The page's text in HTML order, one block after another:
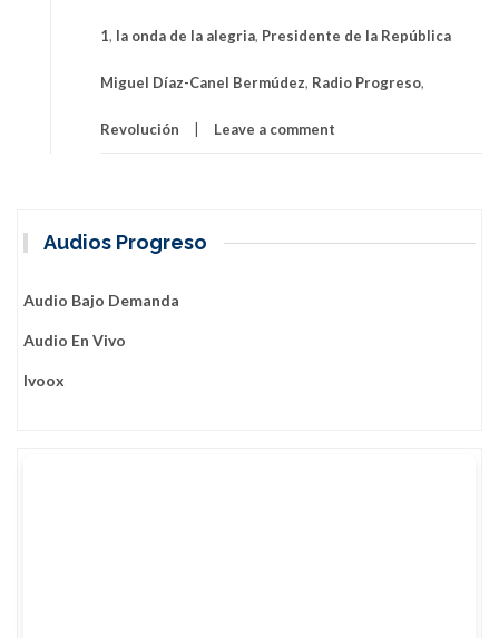
Comisión
del
Congreso
1, la onda de la alegria, Presidente de la República
Miguel Díaz-Canel Bermúdez, Radio Progreso,
Revolución Leave a comment
Audios Progreso
Audio Bajo Demanda
Audio En Vivo
Ivoox